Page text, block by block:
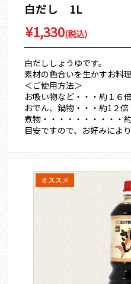
白だし 1L
¥1,330(税込)
白だししょうゆです。
素材の色合いを生かすお料
＜ご使用方法＞
お吸い物など・・・約１６
おでん、鍋物・・・約1２倍
煮物・・・・・・・・・・
目安ですので、お好みによ